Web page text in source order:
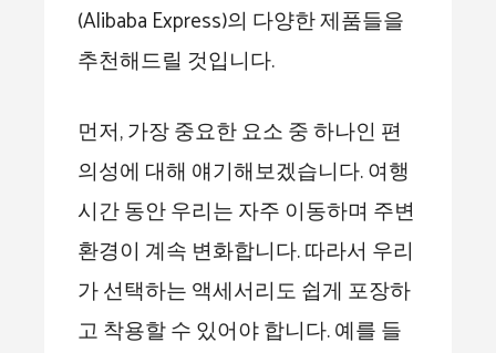
(Alibaba Express)의 다양한 제품들을
추천해드릴 것입니다.
먼저, 가장 중요한 요소 중 하나인 편
의성에 대해 얘기해보겠습니다. 여행
시간 동안 우리는 자주 이동하며 주변
환경이 계속 변화합니다. 따라서 우리
가 선택하는 액세서리도 쉽게 포장하
고 착용할 수 있어야 합니다. 예를 들